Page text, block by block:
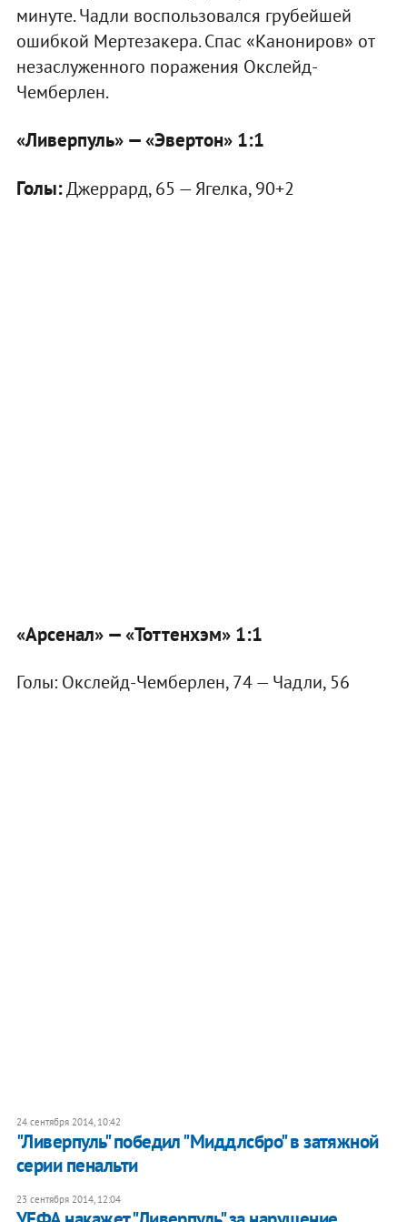
минуте. Чадли воспользовался грубейшей
ошибкой Мертезакера. Спас «Канониров» от
незаслуженного поражения Окслейд-
Чемберлен.
«Ливерпуль» — «Эвертон» 1:1
Голы:Джеррард, 65 — Ягелка, 90+2
«Арсенал» — «Тоттенхэм» 1:1
Голы: Окслейд-Чемберлен, 74 — Чадли, 56
24 сентября 2014, 10:42
"Ливерпуль" победил "Миддлсбро" в затяжной
серии пенальти
23 сентября 2014, 12:04